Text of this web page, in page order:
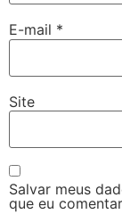
E-mail *
Site
Salvar meus
que eu